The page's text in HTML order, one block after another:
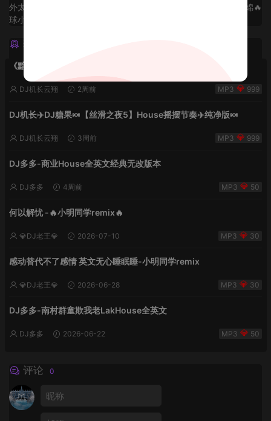
外太空专用头不是头是旋转的地
球小伟专属
🔥前程似锦🔥
猜你喜欢
《黯然销魂夜5》VHDJ机长✈️DJ糖果🍬
DJ机长云翔 2周前 999
DJ机长✈️DJ糖果🍬【丝滑之夜5】House摇摆节奏✈️纯净版🍬
DJ机长云翔 3周前 999
DJ多多-商业House全英文经典无改版本
DJ多多 4周前 50
何以解忧 -🔥小明同学remix🔥
💎DJ老王💎 2026-07-10 30
感动替代不了感情 英文无心睡眠睡-小明同学remix
💎DJ老王💎 2026-06-28 30
DJ多多-南村群童欺我老LakHouse全英文
DJ多多 2026-06-22 50
评论 0